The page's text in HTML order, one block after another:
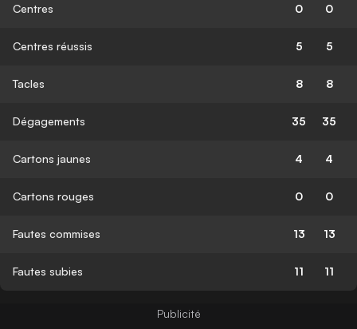
Centres 0 0
Centres réussis 5 5
Tacles 8 8
Dégagements 35 35
Cartons jaunes 4 4
Cartons rouges 0 0
Fautes commises 13 13
Fautes subies 11 11